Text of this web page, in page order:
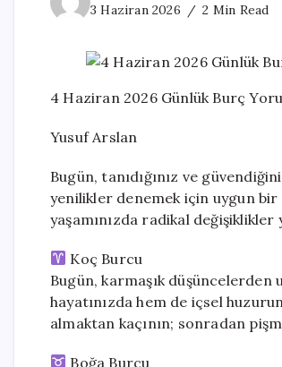
3 Haziran 2026
2 Min Read
4 Haziran 2026 Günlük Burç
Yusuf Arslan
Bugün, tanıdığınız ve
yenilikler denemek için uygun
yaşamınızda radikal
Koç Burcu
Bugün, karmaşık
hayatınızda hem de içsel
almaktan kaçının; sonradan
Boğa Burcu